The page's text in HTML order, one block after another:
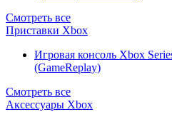
Смотреть все
Приставки Xbox
Игровая консоль Xbox
(GameReplay)
Смотреть все
Аксессуары Xbox